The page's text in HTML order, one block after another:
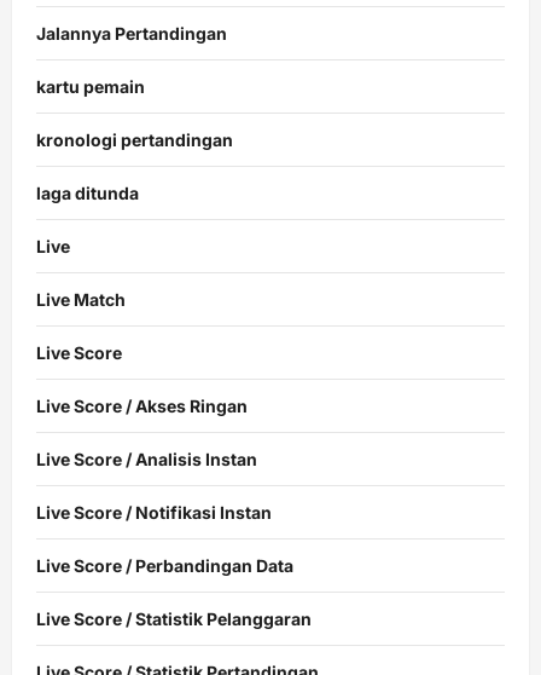
Jalannya Pertandingan
kartu pemain
kronologi pertandingan
laga ditunda
Live
Live Match
Live Score
Live Score / Akses Ringan
Live Score / Analisis Instan
Live Score / Notifikasi Instan
Live Score / Perbandingan Data
Live Score / Statistik Pelanggaran